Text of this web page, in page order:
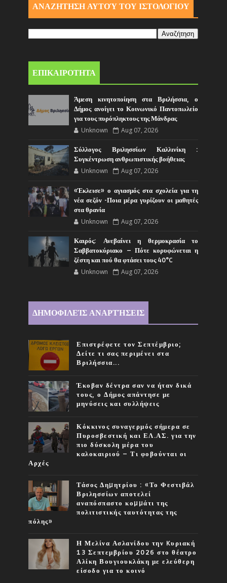
ΑΝΑΖΗΤΗΣΗ ΑΥΤΟΎ ΤΟΥ ΙΣΤΟΛΟΓΙΟΥ
ΕΠΙΚΑΙΡΟΤΗΤΑ
Άμεση κινητοποίηση στα Βριλήσσια, ο
Δήμος ανοίγει το Κοινωνικό Παντοπωλείο
για τους πυρόπληκτους της Μάνδρας
Unknown Aug 07, 2026
Σύλλογος Βριλησσίων Καλλινίκη :
Συγκέντρωση ανθρωπιστικής βοήθειας
Unknown Aug 07, 2026
«Έκλεισε» ο αγιασμός στα σχολεία για τη
νέα σεζόν -Ποια μέρα γυρίζουν οι μαθητές
στα θρανία
Unknown Aug 07, 2026
Καιρός: Ανεβαίνει η θερμοκρασία το
Σαββατοκύριακο – Πότε κορυφώνεται η
ζέστη και πού θα φτάσει τους 40°C
Unknown Aug 07, 2026
ΔΗΜΟΦΙΛΕΊΣ ΑΝΑΡΤΉΣΕΙΣ
Επιστρέφετε τον Σεπτέμβριο;
Δείτε τι σας περιμένει στα
Βριλήσσια...
Έκοβαν δέντρα σαν να ήταν δικά
τους, ο Δήμος απάντησε με
μηνύσεις και συλλήψεις
Κόκκινος συναγερμός σήμερα σε
Πυροσβεστική και ΕΛ.ΑΣ. για την
πιο δύσκολη μέρα του
καλοκαιριού – Τι φοβούνται οι
Αρχές
Τάσος Δηµητρίου : «Το Φεστιβάλ
Βριλησσίων αποτελεί
αναπόσπαστο κοµµάτι της
πολιτιστικής ταυτότητας της
πόλης»
Η Μελίνα Ασλανίδου την Kυριακή
13 Σεπτεμβρίου 2026 στο θέατρο
Αλίκη Βουγιουκλάκη με ελεύθερη
είσοδο για το κοινό